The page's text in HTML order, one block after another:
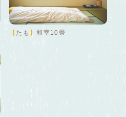
【 たも 】和室10畳